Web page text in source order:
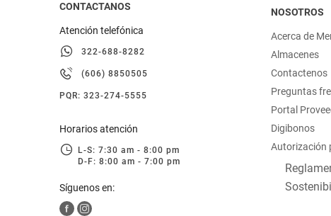
hogar
tecnología
moda
deportes
CONTACTANOS
Atención telefónica
322-688-8282
(606) 8850505
PQR: 323-274-5555
Horarios atención
L-S: 7:30 am - 8:00 pm
D-F: 8:00 am - 7:00 pm
Síguenos en:
NOSOTROS
Acerca de
Almacenes
Contactenos
Preguntas
Portal
Digibonos
Autorización